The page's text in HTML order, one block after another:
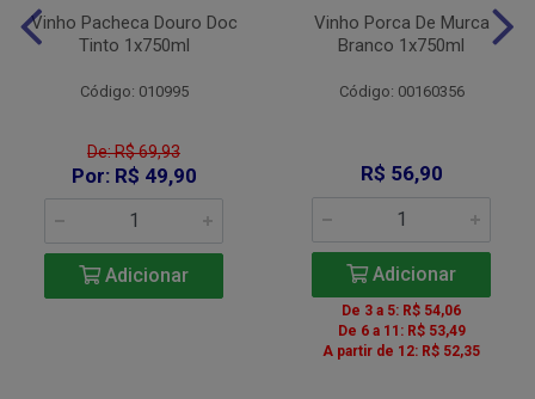
Vinho Pacheca Douro Doc
Tinto 1x750ml
Código: 010995
De: R$ 69,93
Por: R$ 49,90
Adicionar
Vinho Porca De Murca
Branco 1x750ml
Código: 00160356
R$ 56,90
Adicionar
De 3 a 5: R$ 54,06
De 6 a 11: R$ 53,49
A partir de 12: R$ 52,35